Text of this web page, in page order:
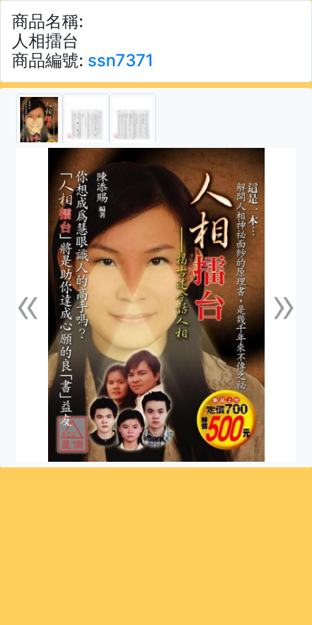
商品名稱:
人相擂台
商品編號: ssn7371
«上一張 »下一